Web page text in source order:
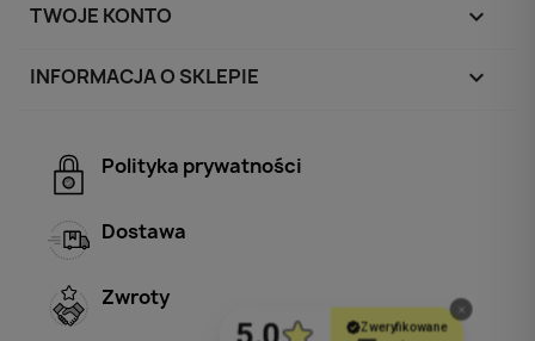
TWOJE KONTO 
INFORMACJA O SKLEPIE keyboard_arrow_down
Polityka prywatności
Dostawa
Zwroty